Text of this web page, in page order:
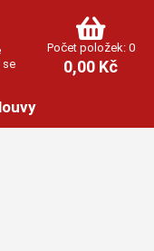
se
Počet položek: 0
0,00 Kč